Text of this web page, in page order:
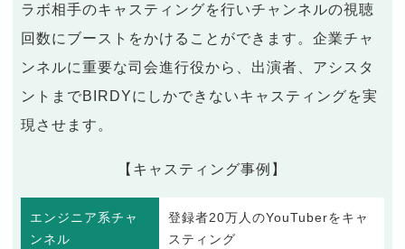
ラボ相手のキャスティングを行いチャンネルの視聴
回数にブーストをかけることができます。企業チャ
ンネルに重要な司会進行役から、出演者、アシスタ
ントまでBIRDYにしかできないキャスティングを実
現させます。
【キャスティング事例】
エンジニア系チャ
ンネル
登録者20万人のYouTuberをキャ
スティング